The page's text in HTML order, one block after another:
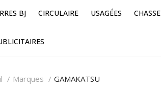
BJ CIRCULAIRE USAGÉES CHASSE
Marques GAMAKATSU